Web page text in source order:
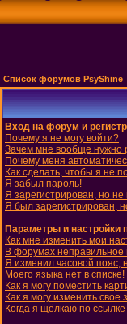
Список форумов PsyShine
Вход на форум и
Почему я не могу войти?
Зачем мне вообще нужно
Почему меня
Как сделать, чтобы я не
Я забыл пароль!
Я зарегистрирован, но не
Я был зарегистрирован,
Параметры и настройки
Как мне изменить мои
В форумах неправильное
Я изменил часовой пояс,
Моего языка нет в списке!
Как я могу поместить
Как я могу изменить свое
Когда я щёлкаю по